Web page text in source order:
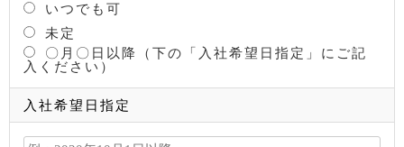
いつでも可
未定
〇月〇日以降（下の「入社希望日指定」にご記
入ください）
入社希望日指定